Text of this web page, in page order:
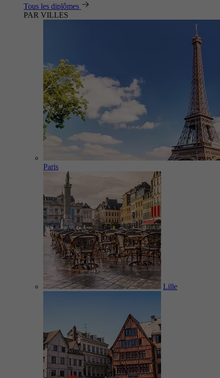
Tous les diplômes
PAR VILLES
Paris
Lille